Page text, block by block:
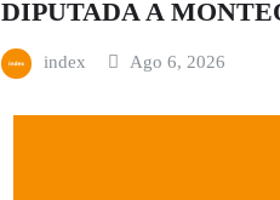
DIPUTADA A
index Ago 6, 2026